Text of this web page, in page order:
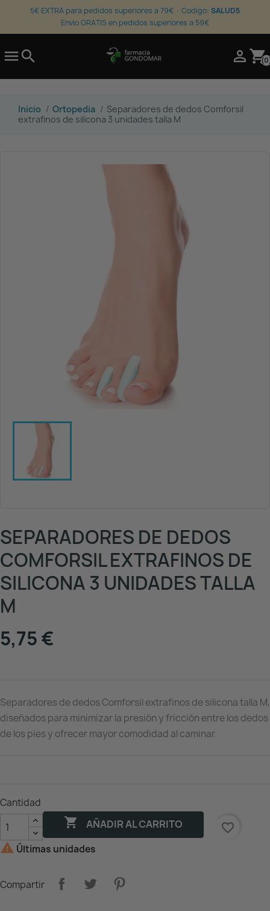
5€ EXTRA para pedidos superiores a 79€ · Codigo: SALUD5
Envio GRATIS en pedidos superiores a 59€
search  shopping_cart
Inicio Ortopedia
Separadores de dedos Comforsil
extrafinos de silicona 3 unidades talla M
SEPARADORES DE DEDOS
COMFORSIL EXTRAFINOS DE
SILICONA 3 UNIDADES TALLA
M
5,75 €
Separadores de dedos Comforsil extrafinos de silicona talla M,
diseñados para minimizar la presión y fricción entre los dedos
de los pies y ofrecer mayor comodidad al caminar.
Cantidad
 AÑADIR AL CARRITO
favorite_border
 Últimas unidades
Compartir